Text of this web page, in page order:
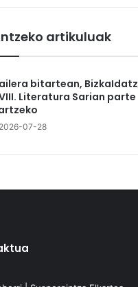
artikuluak
bitartean, BizkaIdatz
Literatura Sarian parte
2026-07-28